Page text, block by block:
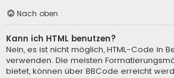
Nach oben
Kann ich HTML benutzen?
Nein, es ist nicht möglich, HTML-Code in
verwenden. Die meisten
bietet, können über BBCode erreicht